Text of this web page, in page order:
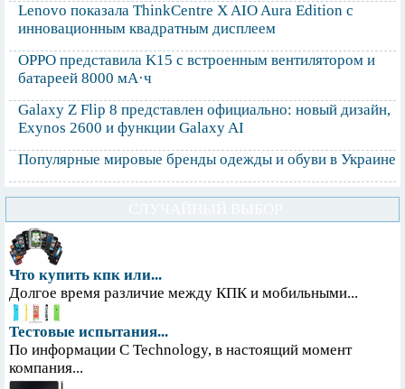
Lenovo показала ThinkCentre X AIO Aura Edition с
инновационным квадратным дисплеем
OPPO представила K15 с встроенным вентилятором и
батареей 8000 мА·ч
Galaxy Z Flip 8 представлен официально: новый дизайн,
Exynos 2600 и функции Galaxy AI
Популярные мировые бренды одежды и обуви в Украине
Что купить кпк или...
Долгое время различие между КПК и мобильными...
Тестовые испытания...
По информации С Technology, в настоящий момент
компания...